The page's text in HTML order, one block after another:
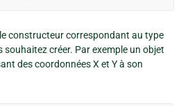
constructeur correspondant au type
souhaitez créer. Par exemple un objet
des coordonnées X et Y à son